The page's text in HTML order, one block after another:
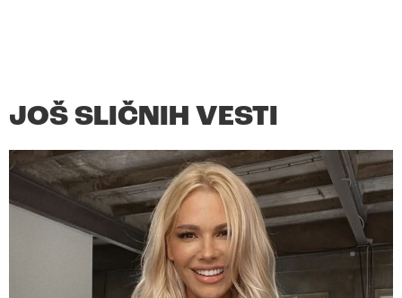
JOŠ SLIČNIH VESTI